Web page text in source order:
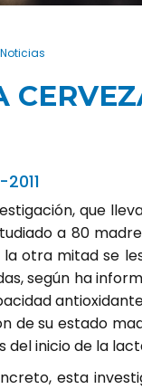
Noticias
que
a 80
la otra mitad se
según ha
de su estado
del inicio de la
esta